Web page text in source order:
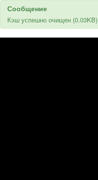
Сообщение
Кэш успешно очищен (0.03KB)